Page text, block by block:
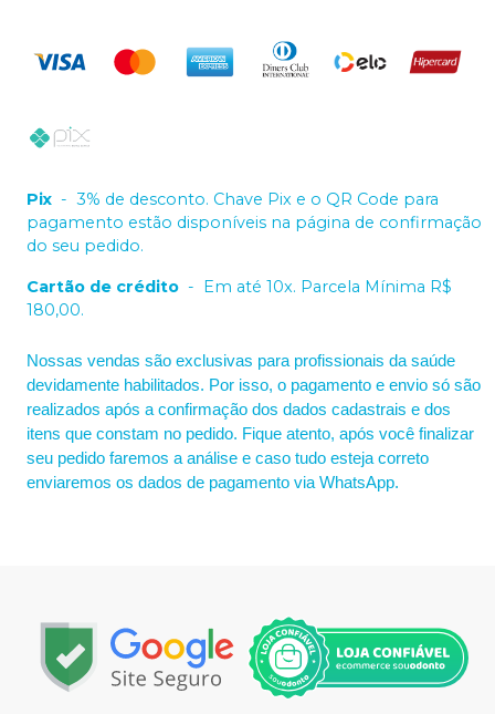
Pix - 3% de desconto. Chave Pix e o QR Code para
pagamento estão disponíveis na página de confirmação
do seu pedido.
Cartão de crédito -
Em até 10x. Parcela Mínima R$
180,00.
Nossas vendas são exclusivas para profissionais da saúde
devidamente habilitados. Por isso, o pagamento e envio só são
realizados após a confirmação dos dados cadastrais e dos
itens que constam no pedido. Fique atento, após você finalizar
seu pedido faremos a análise e caso tudo esteja correto
enviaremos os dados de pagamento via WhatsApp.